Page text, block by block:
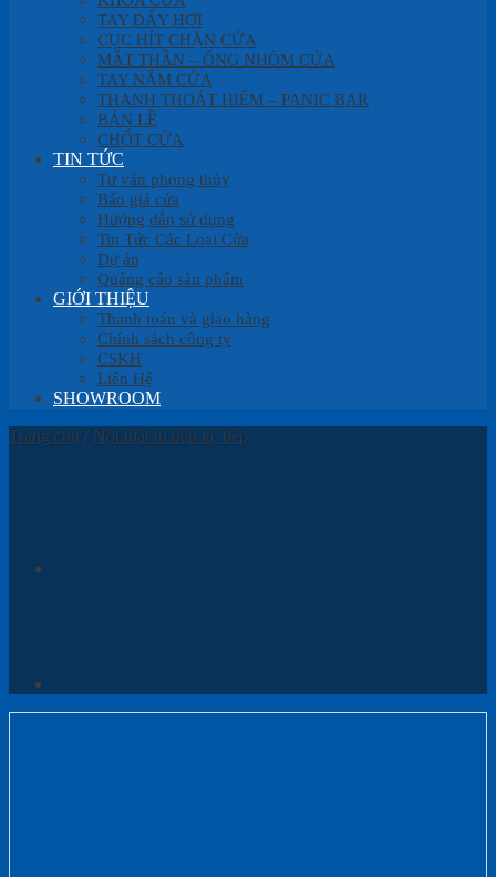
TAY ĐẨY HƠI
CỤC HÍT CHẶN CỬA
MẮT THẦN – ỐNG NHÒM CỬA
TAY NẮM CỬA
THANH THOÁT HIỂM – PANIC BAR
BẢN LỀ
CHỐT CỬA
TIN TỨC
Tư vấn phong thủy
Báo giá cửa
Hướng dẫn sử dụng
Tin Tức Các Loại Cửa
Dự án
Quảng cáo sản phẩm
GIỚI THIỆU
Thanh toán và giao hàng
Chính sách công ty
CSKH
Liên Hệ
SHOWROOM
Trang chủ / Nội thất tủ bếp kệ bếp